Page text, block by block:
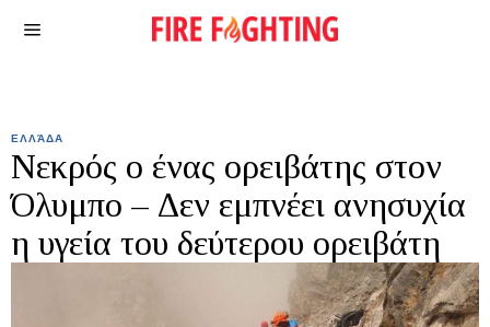
ΕΛΛΆΔΑ
Νεκρός ο ένας ορειβάτης στον
Όλυμπο – Δεν εμπνέει ανησυχία
η υγεία του δεύτερου ορειβάτη